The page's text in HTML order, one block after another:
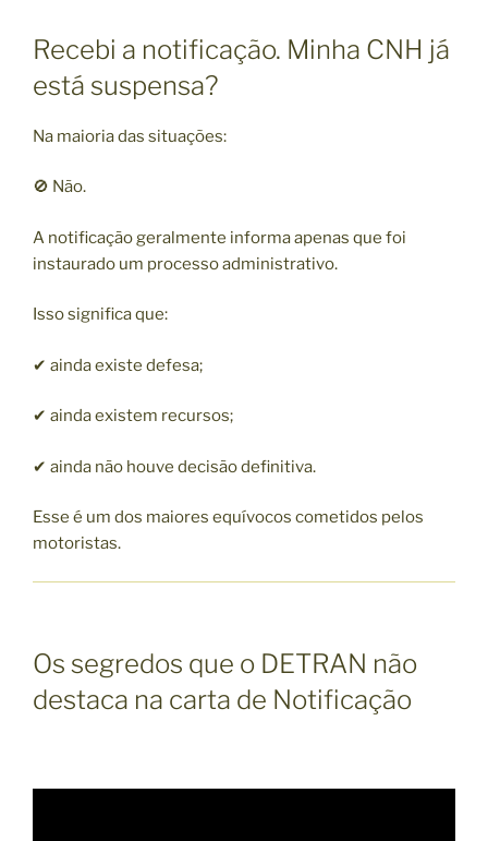
Recebi a notificação. Minha CNH já
está suspensa?
Na maioria das situações:
🚫 Não.
A notificação geralmente informa apenas que foi
instaurado um processo administrativo.
Isso significa que:
✔ ainda existe defesa;
✔ ainda existem recursos;
✔ ainda não houve decisão definitiva.
Esse é um dos maiores equívocos cometidos pelos
motoristas.
Os segredos que o DETRAN não
destaca na carta de Notificação